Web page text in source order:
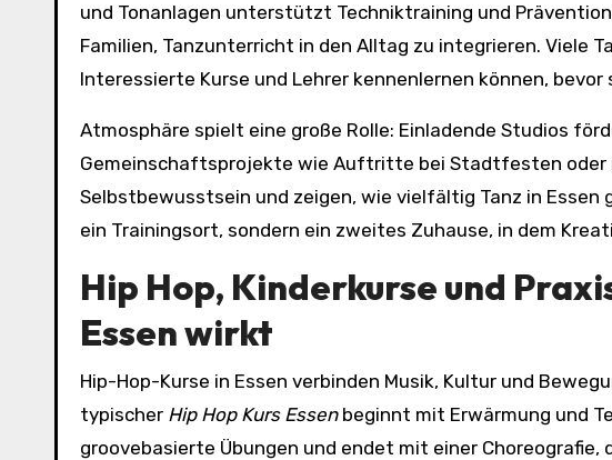
und Tonanlagen unterstützt Techniktraining und
Familien, Tanzunterricht in den Alltag zu integrieren. Viele
Interessierte Kurse und Lehrer kennenlernen können, bevor
Atmosphäre spielt eine große Rolle: Einladende Studios
Gemeinschaftsprojekte wie Auftritte bei Stadtfesten oder
Selbstbewusstsein und zeigen, wie vielfältig Tanz in
ein Trainingsort, sondern ein zweites Zuhause, in dem
Hip Hop, Kinderkurse und
Essen wirkt
Hip-Hop-Kurse in Essen verbinden Musik, Kultur und
typischer Hip Hop Kurs Essenbeginnt mit Erwärmung und
groovebasierte Übungen und endet mit einer